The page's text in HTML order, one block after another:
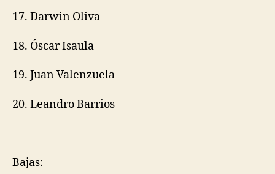
17. Darwin Oliva
18. Óscar Isaula
19. Juan Valenzuela
20. Leandro Barrios
Bajas: